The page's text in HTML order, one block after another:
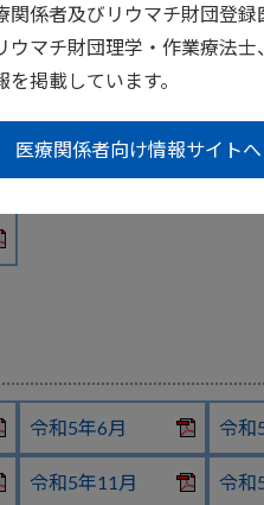
係者及びリウマチ財団登録
ウマチ財団理学・作業療法
を掲載しています。
医療関係者向け情報サイトへ
令和6年6月 令和
令和6年11月 令和
令和5年6月 令和
令和5年11月 令和